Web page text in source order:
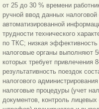
от 25 до 30 % времени
ручной ввод данных
автоматизированной
трудности технического
по ТКС; низкая эффективность
налоговые органы выполняют
которых требует привлечения
результативность поездок
налогового
налоговые процедуры (учет
документов, контроль